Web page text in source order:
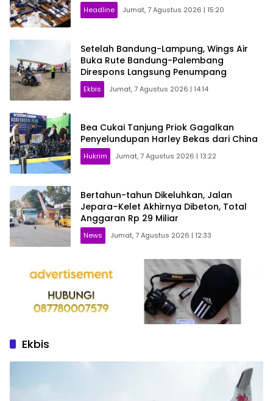
Headline Jumat, 7 Agustus 2026 | 15:20
Setelah Bandung-Lampung, Wings Air
Buka Rute Bandung-Palembang
Direspons Langsung Penumpang
Ekbis Jumat, 7 Agustus 2026 | 14:14
Bea Cukai Tanjung Priok Gagalkan
Penyelundupan Harley Bekas dari China
Hukrim Jumat, 7 Agustus 2026 | 13:22
Bertahun-tahun Dikeluhkan, Jalan
Jepara–Kelet Akhirnya Dibeton, Total
Anggaran Rp 29 Miliar
News Jumat, 7 Agustus 2026 | 12:33
Ekbis